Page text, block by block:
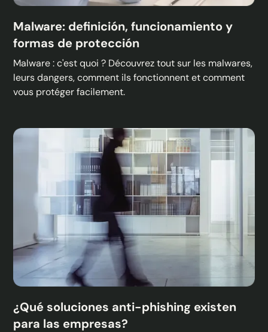
Malware: definición, funcionamiento y
formas de protección
Malware : c'est quoi ? Découvrez tout sur les malwares,
leurs dangers, comment ils fonctionnent et comment
vous protéger facilement.
¿Qué soluciones anti-phishing existen
para las empresas?